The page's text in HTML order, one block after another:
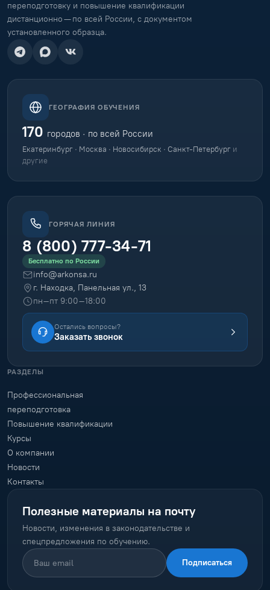
переподготовку и повышение квалификации
дистанционно — по всей России, с документом
установленного образца.
ГЕОГРАФИЯ ОБУЧЕНИЯ
170 городов · по всей России
Екатеринбург · Москва · Новосибирск · Санкт-Петербург и
другие
ГОРЯЧАЯ ЛИНИЯ
8 (800) 777-34-71
Бесплатно по России
info@arkonsa.ru
г. Находка, Панельная ул., 13
пн–пт 9:00–18:00
Остались вопросы?
Заказать звонок
РАЗДЕЛЫ
Профессиональная
переподготовка
Повышение квалификации
Курсы
О компании
Новости
Контакты
Полезные материалы на почту
Новости, изменения в законодательстве и
спецпредложения по обучению.
Подписаться